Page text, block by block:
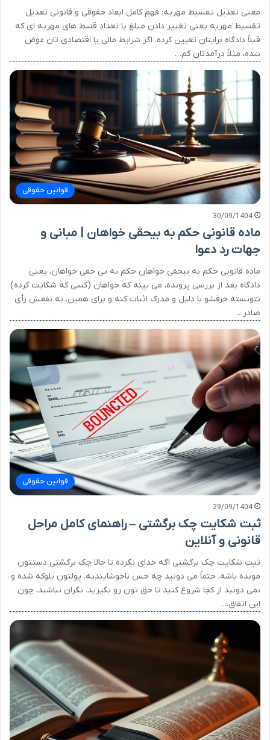
معنی تعدیل تقسیط مهریه: فهم کامل ابعاد حقوقی و قانونی تعدیل
تقسیط مهریه یعنی تغییر دادن مبلغ یا تعداد قسط های مهریه ای که
قبلاً دادگاه برایتان تعیین کرده. اگر شرایط مالی یا اقتصادی تان عوض
شده، مثلاً درآمدتان کم…
قوانین حقوقی
30/09/1404
ماده قانونی حکم به بیحقی خواهان | مبانی و
جهات رد دعوا
ماده قانونی حکم به بیحقی خواهان حکم به بی حقی خواهان، یعنی
دادگاه بعد از بررسی پرونده، می بینه که خواهان (کسی که شکایت کرده)
نتونسته حرفشو با دلیل و مدرک اثبات کنه و برای همین، به نفعش رأی
صادر…
قوانین حقوقی
29/09/1404
ثبت شکایت چک برگشتی – راهنمای کامل مراحل
قانونی و آنلاین
ثبت شکایت چک برگشتی اگه خدای نکرده تا حالا چک برگشتی دستتون
مونده باشه، حتماً می دونید چه حس ناخوشایندیه. پولتون بلوکه شده و
نمی دونید از کجا شروع کنید تا حق تون رو بگیرید. نگران نباشید، چون
این اتفاق…